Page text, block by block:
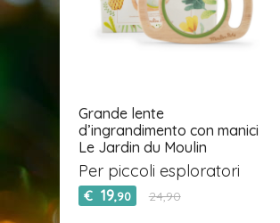
in
Funky Family - Magneti
da decorare
Set creativo con
calamite
€ 17
Grande lente
d’ingrandimento con manici
Le Jardin du Moulin
Per piccoli esploratori
€ 19,90 24,90